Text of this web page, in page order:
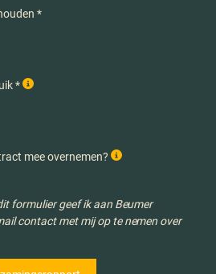
*
*
mee overnemen?
formulier geef ik aan Beumer
contact met mij op te nemen over